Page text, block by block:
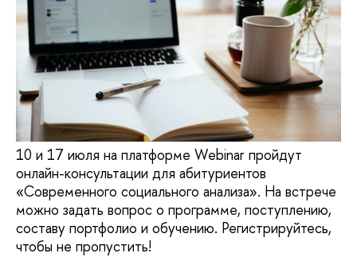
10 и 17 июля на платформе Webinar пройдут
онлайн-консультации для абитуриентов
«Современного социального анализа». На встрече
можно задать вопрос о программе, поступлению,
составу портфолио и обучению. Регистрируйтесь,
чтобы не пропустить!